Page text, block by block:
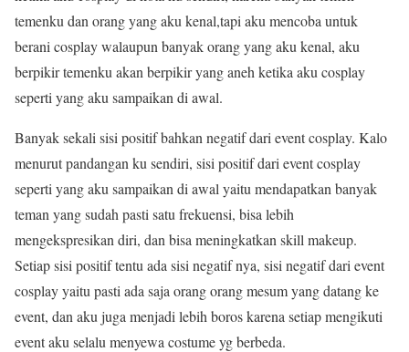
temenku dan orang yang aku kenal,tapi aku mencoba untuk
berani cosplay walaupun banyak orang yang aku kenal, aku
berpikir temenku akan berpikir yang aneh ketika aku cosplay
seperti yang aku sampaikan di awal.
Banyak sekali sisi positif bahkan negatif dari event cosplay. Kalo
menurut pandangan ku sendiri, sisi positif dari event cosplay
seperti yang aku sampaikan di awal yaitu mendapatkan banyak
teman yang sudah pasti satu frekuensi, bisa lebih
mengekspresikan diri, dan bisa meningkatkan skill makeup.
Setiap sisi positif tentu ada sisi negatif nya, sisi negatif dari event
cosplay yaitu pasti ada saja orang orang mesum yang datang ke
event, dan aku juga menjadi lebih boros karena setiap mengikuti
event aku selalu menyewa costume yg berbeda.